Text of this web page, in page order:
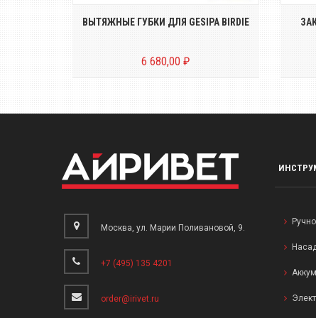
ВЫТЯЖНЫЕ ГУБКИ ДЛЯ GESIPA BIRDIE
6 680,00 ₽
Москва, ул. Марии Поливановой, 9.
+7 (495) 135 4201
order@irivet.ru